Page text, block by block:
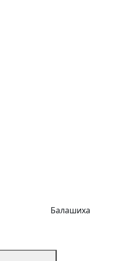
Балашиха